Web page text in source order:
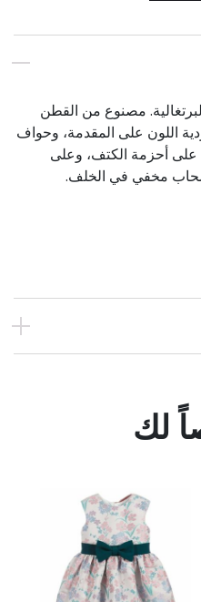
مصنوع من القطن
اللون على المقدمة، وحواف
على أحزمة الكتف، وعلى
بسحاب مخفي في الخلف.
لك